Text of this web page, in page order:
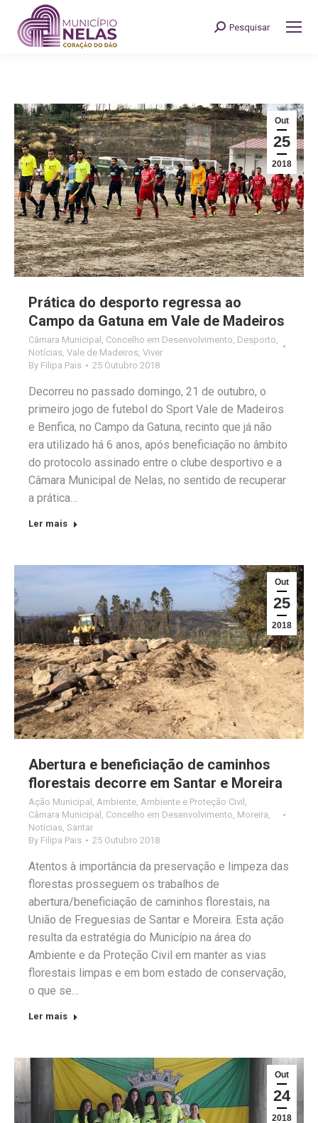
Search:
Pesquisar
Out
25
2018
Prática do desporto regressa ao
Campo da Gatuna em Vale de Madeiros
Câmara Municipal , Concelho em Desenvolvimento, Desporto,
Notícias, Vale de Madeiros, Viver
By Filipa Pais 25 Outubro 2018
Decorreu no passado domingo, 21 de outubro, o
primeiro jogo de futebol do Sport Vale de Madeiros
e Benfica, no Campo da Gatuna, recinto que já não
era utilizado há 6 anos, após beneficiação no âmbito
do protocolo assinado entre o clube desportivo e a
Câmara Municipal de Nelas, no sentido de recuperar
a prática…
Ler mais
Out
25
2018
Abertura e beneficiação de caminhos
florestais decorre em Santar e Moreira
Ação Municipal Ambiente Ambiente e Proteção Civil
Câmara Municipal Concelho em Desenvolvimento Moreira
Notícias Santar
By Filipa Pais 25 Outubro 2018
Atentos à importância da preservação e limpeza das
florestas prosseguem os trabalhos de
abertura/beneficiação de caminhos florestais, na
União de Freguesias de Santar e Moreira. Esta ação
resulta da estratégia do Município na área do
Ambiente e da Proteção Civil em manter as vias
florestais limpas e em bom estado de conservação,
o que se…
Ler mais
Out
24
2018